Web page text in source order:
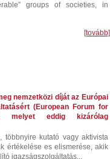
groups of societies, in
[tovább]
nemzetközi díját az Európai
(European Forum for
melyet eddig kizárólag
többnyire kutató vagy aktivista
értékelése es elismerése, akik
igazságszolgáltatás...